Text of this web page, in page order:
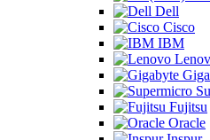
Dell
Cisco
IBM
Fujitsu
Oracle